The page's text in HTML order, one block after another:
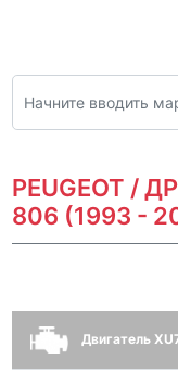
PEUGEOT /
806 (1993 -
Двигатель